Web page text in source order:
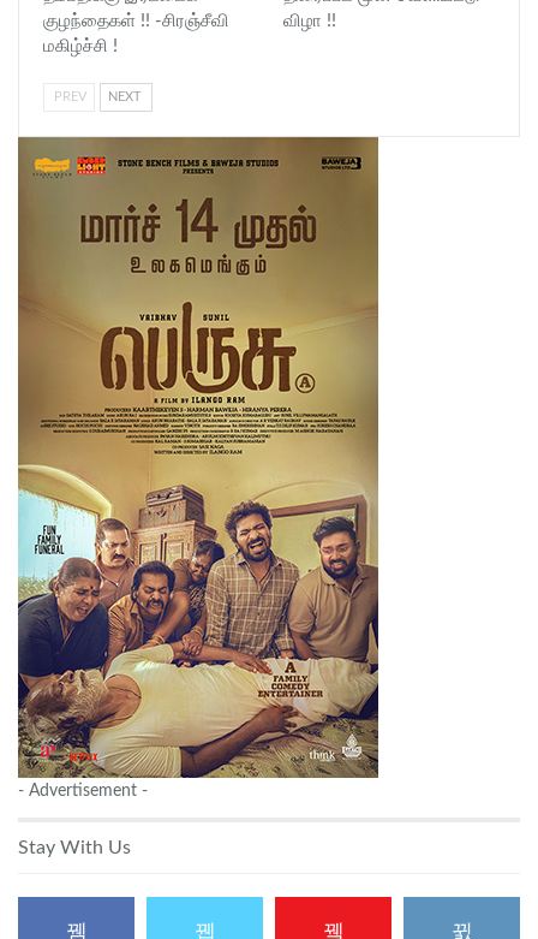
குழந்தைகள் !! -சிரஞ்சீவி
மகிழ்ச்சி !
விழா !!
PREV NEXT
- Advertisement -
Stay With Us